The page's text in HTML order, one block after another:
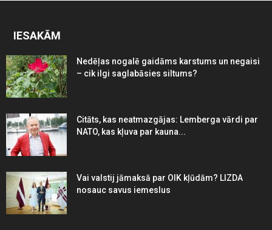
IESAKĀM
Nedēļas nogalē gaidāms karstums un negaisi
– cik ilgi saglabāsies siltums?
Citāts, kas neatmazgājas: Lemberga vārdi par
NATO, kas kļuva par kauna...
Vai valstij jāmaksā par OIK kļūdām? LIZDA
nosauc savus iemeslus